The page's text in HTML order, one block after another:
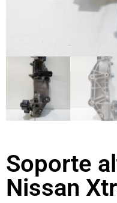
Soporte
Nissan